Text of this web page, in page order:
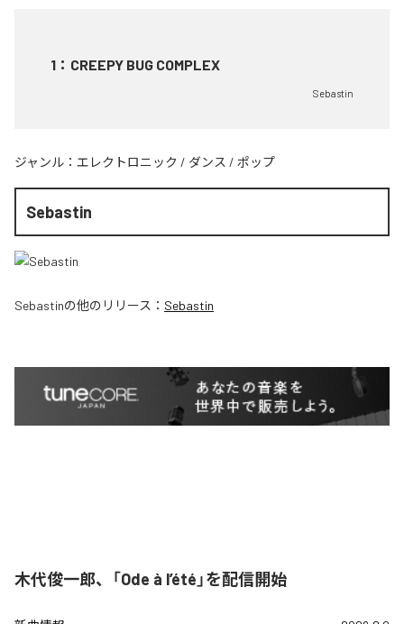
1 ： CREEPY BUG COMPLEX
Sebastin
ジャンル： エレクトロニック / ダンス / ポップ
Sebastin
Sebastinの他のリリース： Sebastin
木代俊一郎、「Ode à l’été」を配信開始